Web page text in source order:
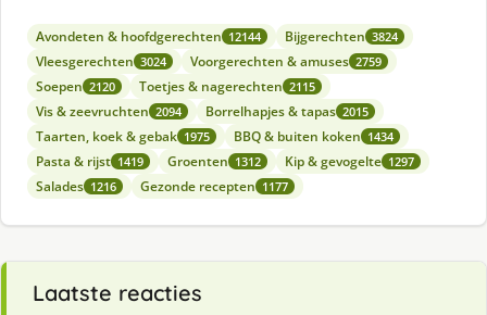
Avondeten & hoofdgerechten 12144 Bijgerechten 3824
Vleesgerechten 3024 Voorgerechten & amuses 2759
Soepen 2120 Toetjes & nagerechten 2115
Vis & zeevruchten 2094 Borrelhapjes & tapas 2015
Taarten, koek & gebak 1975 BBQ & buiten koken 1434
Pasta & rijst 1419 Groenten 1312 Kip & gevogelte 1297
Salades 1216 Gezonde recepten 1177
Laatste reacties